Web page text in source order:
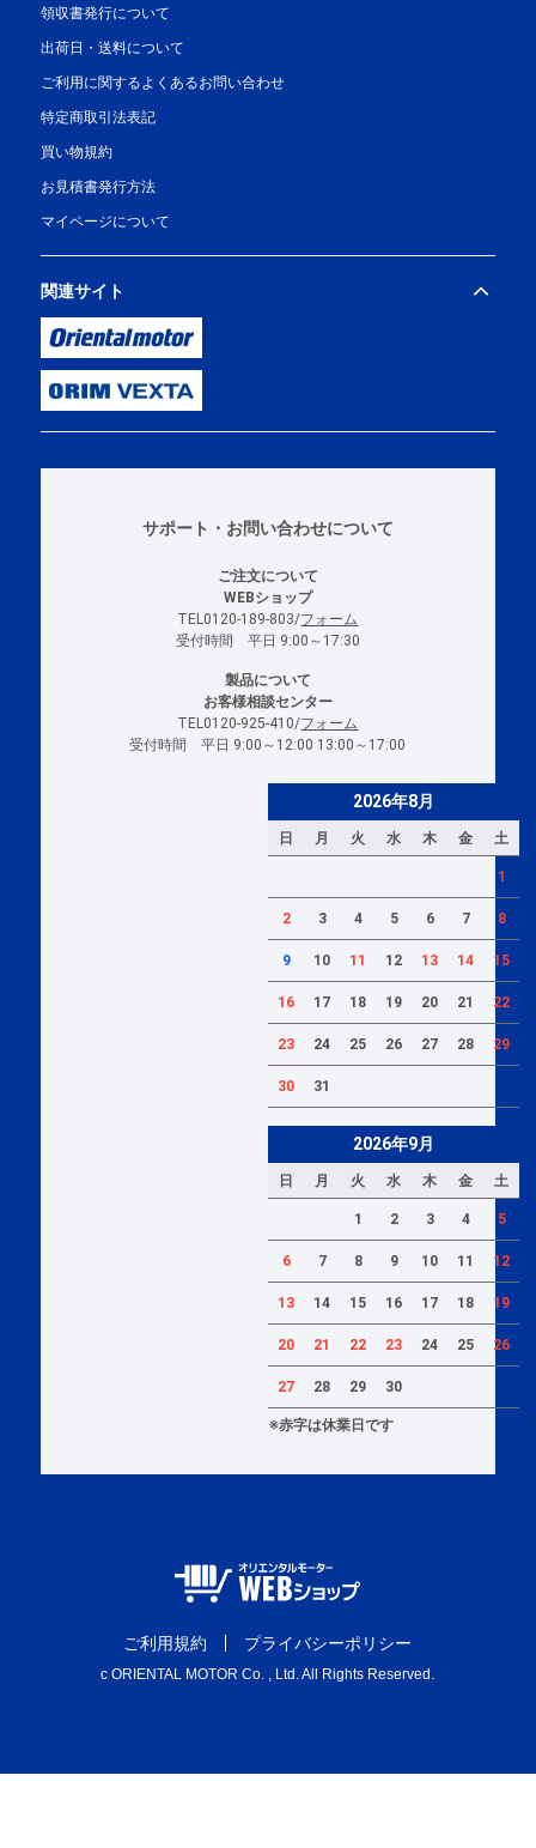
領収書発行について
出荷日・送料について
ご利用に関するよくあるお問い合わせ
特定商取引法表記
買い物規約
お見積書発行方法
マイページについて
関連サイト
サポート・お問い合わせについて
ご注文について
WEBショップ
TEL0120-189-803/フォーム
受付時間 平日 9:00～17:30
製品について
お客様相談センター
TEL0120-925-410/フォーム
受付時間 平日 9:00～12:00 13:00～17:00
ご利用規約 プライバシーポリシー
c ORIENTAL MOTOR Co. , Ltd. All Rights Reserved.
2026年8月
日 月 火 水 木 金 土
1
2 3 4 5 6 7 8
9 10 11 12 13 14 15
16 17 18 19 20 21 22
23 24 25 26 27 28 29
30 31
2026年9月
日 月 火 水 木 金 土
1 2 3 4 5
6 7 8 9 10 11 12
13 14 15 16 17 18 19
20 21 22 23 24 25 26
27 28 29 30
※赤字は休業日です